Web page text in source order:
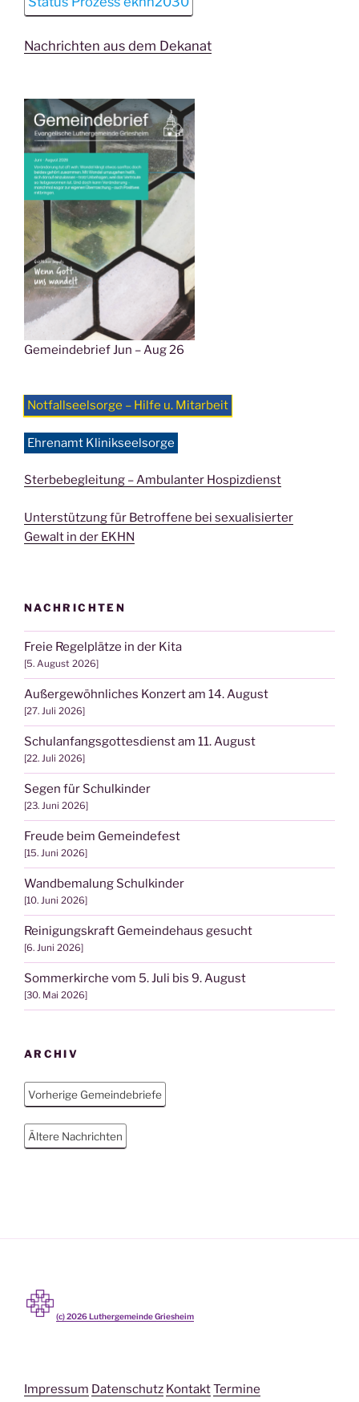
Nachrichten aus dem Dekanat
Gemeindebrief Jun – Aug 26
Notfallseelsorge – Hilfe u. Mitarbeit
Ehrenamt Klinikseelsorge
Sterbebegleitung – Ambulanter Hospizdienst
Unterstützung für Betroffene bei sexualisierter
Gewalt in der EKHN
NACHRICHTEN
Freie Regelplätze in der Kita
5. August 2026
Außergewöhnliches Konzert am 14. August
27. Juli 2026
Schulanfangsgottesdienst am 11. August
22. Juli 2026
Segen für Schulkinder
23. Juni 2026
Freude beim Gemeindefest
15. Juni 2026
Wandbemalung Schulkinder
10. Juni 2026
Reinigungskraft Gemeindehaus gesucht
6. Juni 2026
Sommerkirche vom 5. Juli bis 9. August
30. Mai 2026
ARCHIV
Vorherige Gemeindebriefe
Ältere Nachrichten
(c)2026Luthergemeinde Griesheim
Impressum Datenschutz KontaktTermine